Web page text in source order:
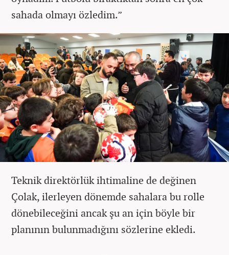
sahada olmayı özledim.”
Teknik direktörlük ihtimaline de değinen
Çolak, ilerleyen dönemde sahalara bu rolle
dönebileceğini ancak şu an için böyle bir
planının bulunmadığını sözlerine ekledi.